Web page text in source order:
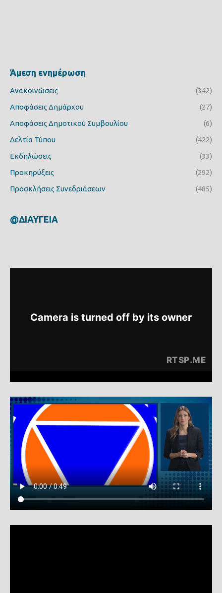
Άμεση ενημέρωση
Ανακοινώσεις
(342)
Αποφάσεις Δημάρχου
(27)
Αποφάσεις Δημοτικού Συμβουλίου
(6)
Δελτία Τύπου
(422)
Εκδηλώσεις
(33)
Προκηρύξεις
(292)
Προσκλήσεις Συνεδριάσεων
(485)
@ΔΙΑΥΓΕΙΑ